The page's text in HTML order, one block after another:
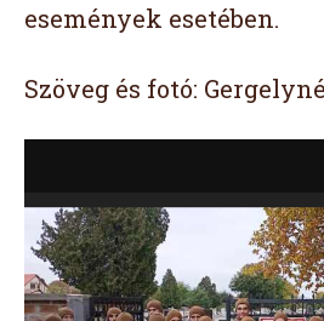
események esetében.
Szöveg és fotó: